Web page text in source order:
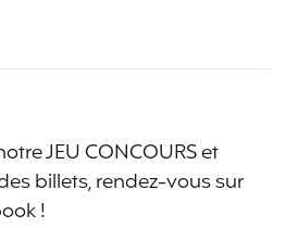
JEU CONCOURS et
billets, rendez-vous sur
!